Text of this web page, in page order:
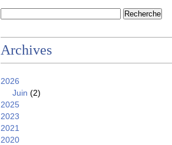
Archives
2026
Juin (2)
2025
2023
2021
2020